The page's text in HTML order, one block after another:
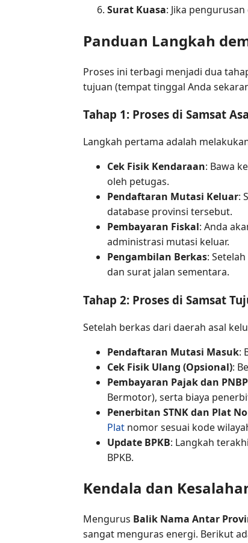
Surat Kuasa: Jika
Panduan Langkah
Proses ini terbagi menjadi dua
tujuan (tempat tinggal Anda
Tahap 1: Proses di Samsat
Langkah pertama adalah
Cek Fisik Kendaraan: Bawa
oleh petugas.
Pendaftaran Mutasi Keluar:
database provinsi tersebut.
Pembayaran Fiskal: Anda
administrasi mutasi keluar.
Pengambilan Berkas:
dan surat jalan sementara.
Tahap 2: Proses di Samsat
Setelah berkas dari daerah asal
Pendaftaran Mutasi Masuk:
Cek Fisik Ulang (Opsional):
Pembayaran Pajak dan PNBP
Bermotor), serta biaya
Penerbitan STNK dan Plat
Plat nomor sesuai kode
Update BPKB: Langkah
BPKB.
Kendala dan
Mengurus Balik Nama Antar
sangat menguras energi. Berikut